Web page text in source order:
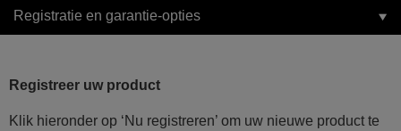
Registratie en garantie-opties
Registreer uw product
Klik hieronder op ‘Nu registreren’ om uw nieuwe product te